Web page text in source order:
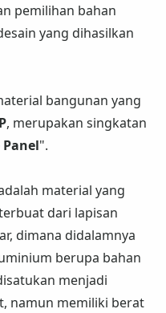
pemilihan bahan
yang dihasilkan
bangunan yang
, merupakan singkatan
".
material yang
dari lapisan
dimana didalamnya
berupa bahan
menjadi
namun memiliki berat